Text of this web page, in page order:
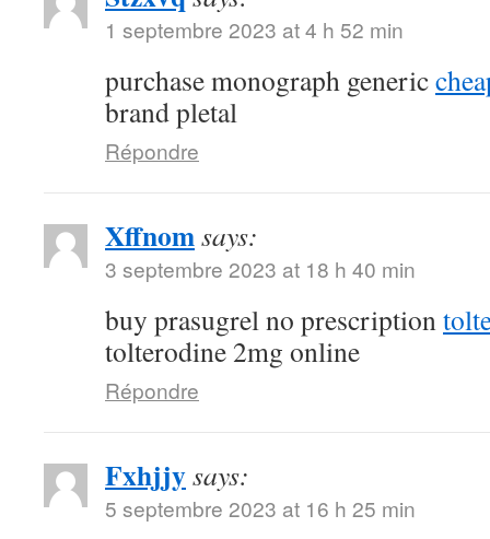
1 septembre 2023 at 4 h 52 min
purchase monograph generic
brand pletal
Répondre
Xffnomsays:
3 septembre 2023 at 18 h 40 min
buy prasugrel no prescription
tolterodine 2mg online
Répondre
Fxhjjysays:
5 septembre 2023 at 16 h 25 min